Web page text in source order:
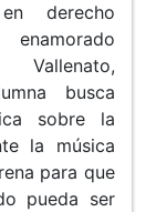
derecho
enamorado
busca
sobre la
la música
para que
pueda ser